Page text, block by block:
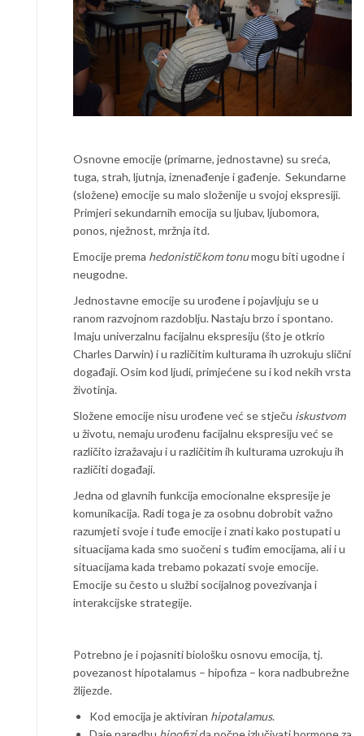
Osnovne emocije (primarne, jednostavne) su sreća,
tuga, strah, ljutnja, iznenađenje i gađenje. Sekundarne
(složene) emocije su malo složenije u svojoj ekspresiji.
Primjeri sekundarnih emocija su ljubav, ljubomora,
ponos, nježnost, mržnja itd.
Emocije prema hedonističkom tonumogu biti ugodne i
neugodne.
Jednostavne emocije su urođene i pojavljuju se u
ranom razvojnom razdoblju. Nastaju brzo i spontano.
Imaju univerzalnu facijalnu ekspresiju (što je otkrio
Charles Darwin) i u različitim kulturama ih uzrokuju slični
događaji. Osim kod ljudi, primjećene su i kod nekih vrsta
životinja.
Složene emocije nisu urođene već se stječu iskustvom
u životu, nemaju urođenu facijalnu ekspresiju već se
različito izražavaju i u različitim ih kulturama uzrokuju ih
različiti događaji.
Jedna od glavnih funkcija emocionalne ekspresije je
komunikacija. Radi toga je za osobnu dobrobit važno
razumjeti svoje i tuđe emocije i znati kako postupati u
situacijama kada smo suočeni s tuđim emocijama, ali i u
situacijama kada trebamo pokazati svoje emocije.
Emocije su često u službi socijalnog povezivanja i
interakcijske strategije.
Potrebno je i pojasniti biološku osnovu emocija, tj.
povezanost hipotalamus – hipofiza – kora nadbubrežne
žlijezde.
Kod emocija je aktiviran hipotalamus.